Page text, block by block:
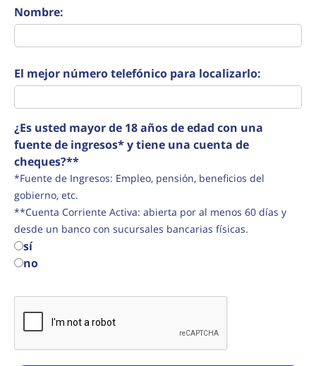
Nombre:
El mejor número telefónico para localizarlo:
¿Es usted mayor de 18 años de edad con una
fuente de ingresos* y tiene una cuenta de
cheques?**
*Fuente de Ingresos: Empleo, pensión, beneficios del
gobierno, etc.
**Cuenta Corriente Activa: abierta por al menos 60 días y
desde un banco con sucursales bancarias físicas.
sí
no